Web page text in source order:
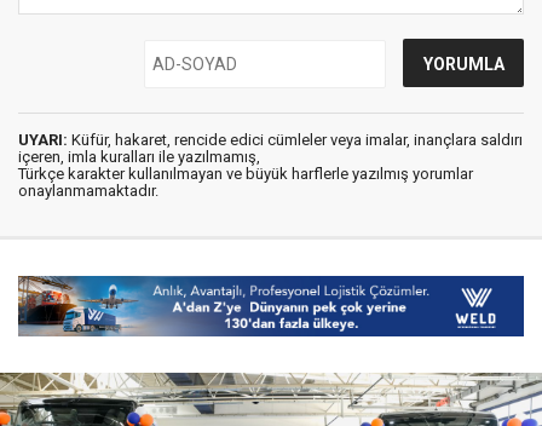
UYARI: Küfür, hakaret, rencide edici cümleler veya imalar, inançlara saldırı
içeren, imla kuralları ile yazılmamış,
Türkçe karakter kullanılmayan ve büyük harflerle yazılmış yorumlar
onaylanmamaktadır.